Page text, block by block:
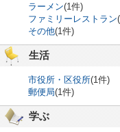
ラーメン(1件)
ファミリーレストラン
その他(1件)
生活
市役所・区役所(1件)
郵便局(1件)
学ぶ